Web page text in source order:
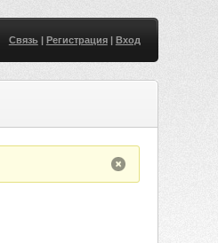
Связь| Регистрация| Вход